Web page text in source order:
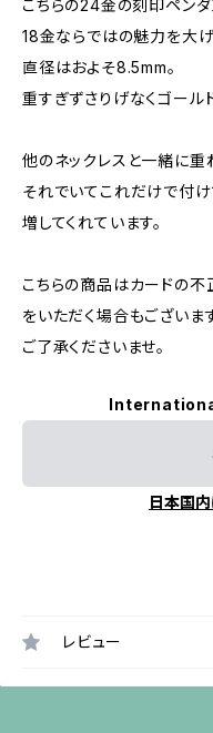
こちらの24金の刻印ペンダ
18金ならではの魅力を大げ
直径はおよそ8.5mm。
重すぎずさりげなくゴール
他のネックレスと一緒に重
それでいてこれだけで付
増してくれています。
こちらの商品はカードの
をいただく場合もございます
ご了承くださいませ。
日本国
レビュー